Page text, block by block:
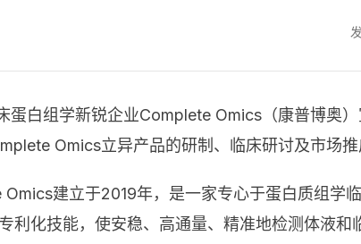
蛋白组学新锐企业Complete Omics（康普博奥
Omics立异产品的研制、临床研讨及市场推
建立于2019年，是一家专心于蛋白质组学
利化技能，使安稳、高通量、精准地检测体液